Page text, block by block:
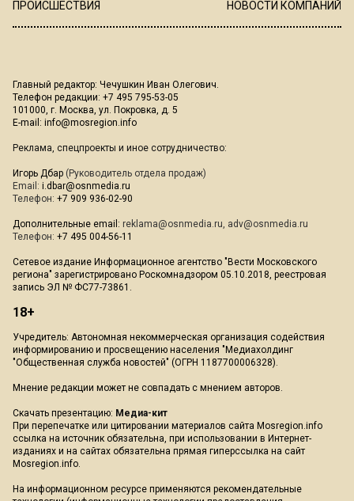
ПРОИСШЕСТВИЯ
НОВОСТИ КОМПАНИЙ
Главный редактор: Чечушкин Иван Олегович.
Телефон редакции: +7 495 795-53-05
101000, г. Москва, ул. Покровка, д. 5
E-mail: info@mosregion.info
Реклама, спецпроекты и иное сотрудничество:
Игорь Дбар (Руководитель отдела продаж)
Email: i.dbar@osnmedia.ru
Телефон: +7 909 936-02-90
Дополнительные email: reklama@osnmedia.ru, adv@osnmedia.ru
Телефон: +7 495 004-56-11
Сетевое издание Информационное агентство "Вести Московского
региона" зарегистрировано Роскомнадзором 05.10.2018, реестровая
запись ЭЛ № ФС77-73861.
18+
Учредитель: Автономная некоммерческая организация содействия
информированию и просвещению населения "Медиахолдинг
"Общественная служба новостей" (ОГРН 1187700006328).
Мнение редакции может не совпадать с мнением авторов.
Скачать презентацию: Медиа-кит
При перепечатке или цитировании материалов сайта Mosregion.info
ссылка на источник обязательна, при использовании в Интернет-
изданиях и на сайтах обязательна прямая гиперссылка на сайт
Mosregion.info.
На информационном ресурсе применяются рекомендательные